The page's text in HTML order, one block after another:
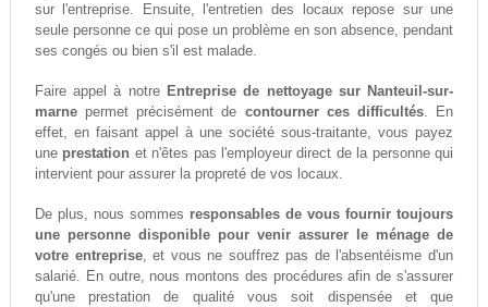
sur l'entreprise. Ensuite, l'entretien des locaux repose sur une
seule personne ce qui pose un problème en son absence, pendant
ses congés ou bien s'il est malade.
Faire appel à notre Entreprise de nettoyage sur Nanteuil-sur-
marnepermet précisément de contourner ces difficultés. En
effet, en faisant appel à une société sous-traitante, vous payez
une prestation et n'êtes pas l'employeur direct de la personne qui
intervient pour assurer la propreté de vos locaux.
De plus, nous sommes responsables de vous fournir toujours
une personne disponible pour venir assurer le ménage de
votre entreprise, et vous ne souffrez pas de l'absentéisme d'un
salarié. En outre, nous montons des procédures afin de s'assurer
qu'une prestation de qualité vous soit dispensée et que